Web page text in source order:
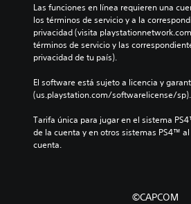
Las funciones en línea requieren una
los términos de servicio y a la
privacidad (visita
términos de servicio y las
privacidad de tu país).
El software está sujeto a licencia y
(us.playstation.com/softwarelicense/sp).
Tarifa única para jugar en el sistema
de la cuenta y en otros sistemas PS4™
cuenta.
©CAPCOM